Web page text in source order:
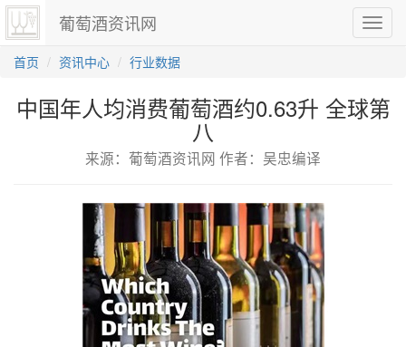
切
换
葡萄酒资讯网
首页 资讯中心 行业数据
中国年人均消费葡萄酒约0.63升 全球第
八
来源：葡萄酒资讯网 作者：吴忠编译